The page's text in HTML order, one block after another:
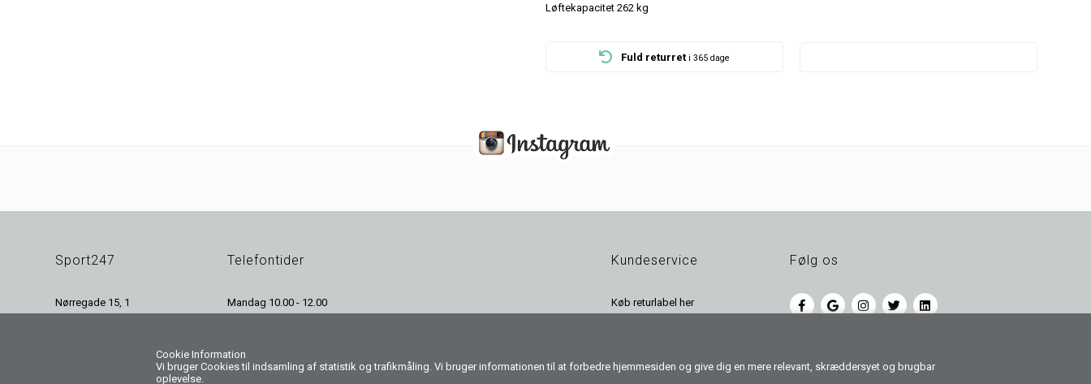
Cookie Information
Vi bruger Cookies til indsamling af statistik og trafikmåling. Vi bruger informationen til at forbedre hjemmesiden og give dig en mere relevant, skræddersyet og brugbar
oplevelse.
Løftekapacitet 262 kg
Fuld returret i 365 dage
Sport247
Nørregade 15, 1
Telefontider
Mandag 10.00 - 12.00
Torsdag 10.00 - 12.00
Kundeservice
Køb returlabel her
Følg os